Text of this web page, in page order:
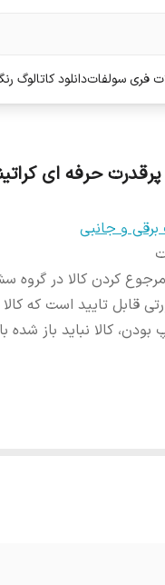
فری سولفاتدانلود کاتالوگ
و جانبی
کردن کالا در گروه
قابل تایید است که
کالا نباید باز شده